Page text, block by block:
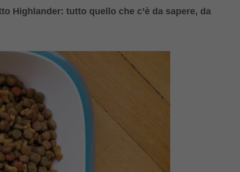
Highlander: tutto quello che c’è da sapere, da